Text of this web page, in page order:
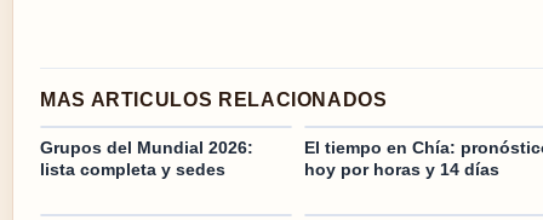
MAS ARTICULOS RELACIONADOS
Grupos del Mundial 2026:
lista completa y sedes
El tiempo en Chía:
hoy por horas y 14 días